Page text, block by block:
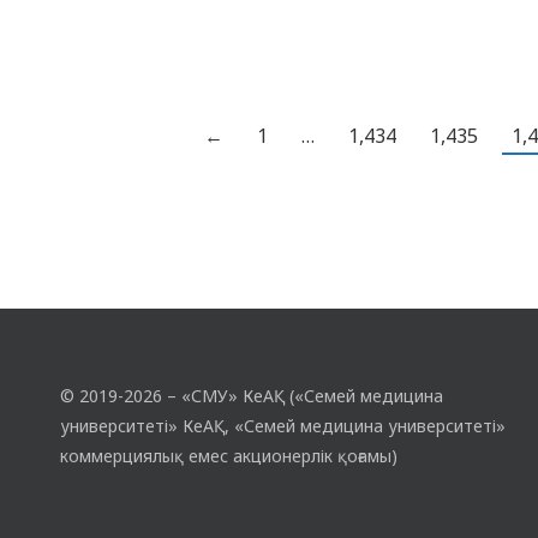
← 1 … 1,434 1,435
© 2019-2026 – «СМУ» КеАҚ («Семей медицина
университеті» КеАҚ, «Семей медицина университеті»
коммерциялық емес акционерлік қоғамы)